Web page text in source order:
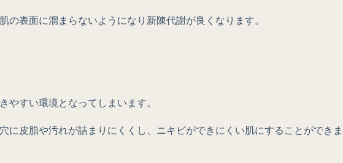
の表面に溜まらないようになり新陳代謝が良くなります。
やすい環境となってしまいます。
に皮脂や汚れが詰まりにくくし、ニキビができにくい肌にすることができ